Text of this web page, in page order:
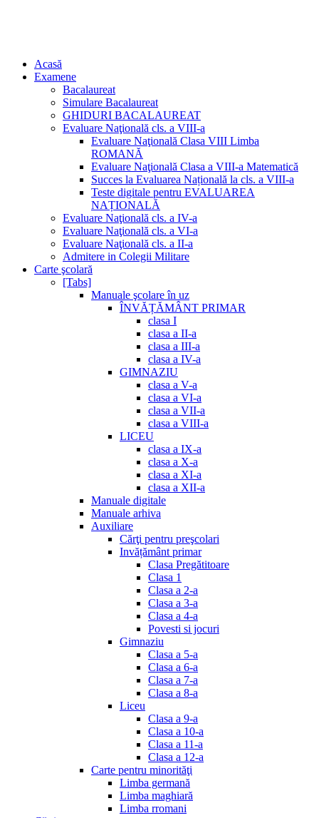
Acasă
Examene
Bacalaureat
Simulare Bacalaureat
GHIDURI BACALAUREAT
Evaluare Naţională cls. a VIII-a
Evaluare Naţională Clasa VIII Limba
ROMANĂ
Evaluare Naţională Clasa a VIII-a Matematică
Succes la Evaluarea Națională la cls. a VIII-a
Teste digitale pentru EVALUAREA
NAȚIONALĂ
Evaluare Naţională cls. a IV-a
Evaluare Naţională cls. a VI-a
Evaluare Naţională cls. a II-a
Admitere in Colegii Militare
Carte şcolară
[Tabs]
Manuale şcolare în uz
ÎNVĂȚĂMÂNT PRIMAR
clasa I
clasa a II-a
clasa a III-a
clasa a IV-a
GIMNAZIU
clasa a V-a
clasa a VI-a
clasa a VII-a
clasa a VIII-a
LICEU
clasa a IX-a
clasa a X-a
clasa a XI-a
clasa a XII-a
Manuale digitale
Manuale arhiva
Auxiliare
Cărţi pentru preşcolari
Invățământ primar
Clasa Pregătitoare
Clasa 1
Clasa a 2-a
Clasa a 3-a
Clasa a 4-a
Povesti si jocuri
Gimnaziu
Clasa a 5-a
Clasa a 6-a
Clasa a 7-a
Clasa a 8-a
Liceu
Clasa a 9-a
Clasa a 10-a
Clasa a 11-a
Clasa a 12-a
Carte pentru minorităţi
Limba germană
Limba maghiară
Limba rromani